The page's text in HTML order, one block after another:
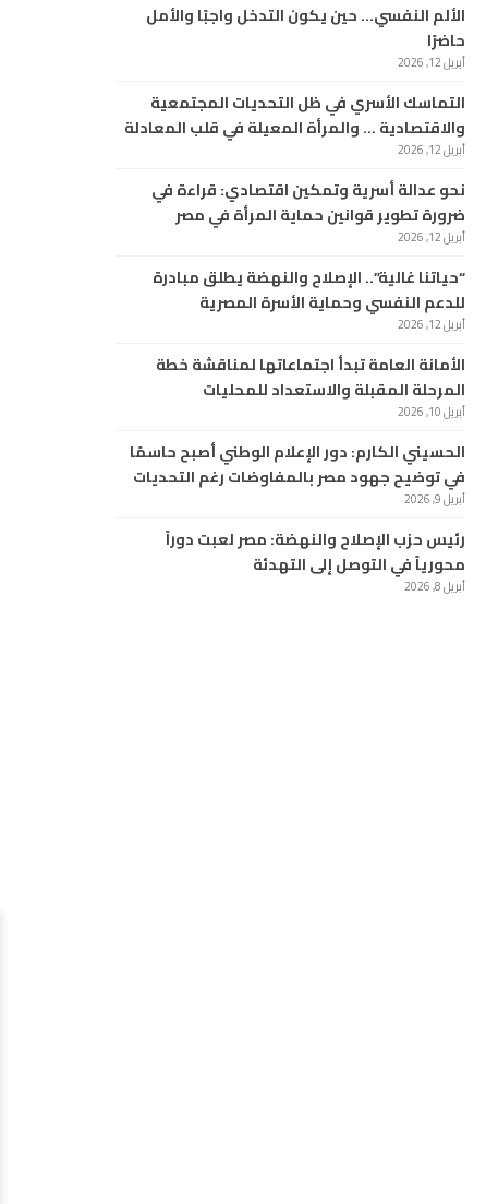
الألم النفسي… حين يكون التدخل واجبًا والأمل
حاضرًا
أبريل 12, 2026
التماسك الأسري في ظل التحديات المجتمعية
والاقتصادية … والمرأة المعيلة في قلب المعادلة
أبريل 12, 2026
نحو عدالة أسرية وتمكين اقتصادي: قراءة في
ضرورة تطوير قوانين حماية المرأة في مصر
أبريل 12, 2026
“حياتنا غالية”.. الإصلاح والنهضة يطلق مبادرة
للدعم النفسي وحماية الأسرة المصرية
أبريل 12, 2026
الأمانة العامة تبدأ اجتماعاتها لمناقشة خطة
المرحلة المقبلة والاستعداد للمحليات
أبريل 10, 2026
الحسيني الكارم: دور الإعلام الوطني أصبح حاسمًا
في توضيح جهود مصر بالمفاوضات رغم التحديات
أبريل 9, 2026
رئيس حزب الإصلاح والنهضة: مصر لعبت دوراً
محورياً في التوصل إلى التهدئة
أبريل 8, 2026